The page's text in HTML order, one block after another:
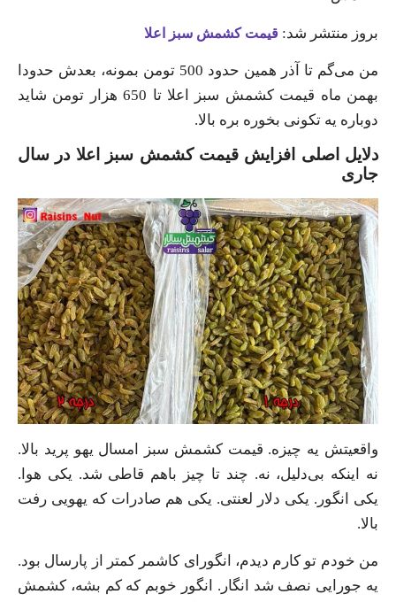
بروز منتشر شد:قیمت کشمش سبز اعلا
من می‌گم تا آذر همین حدود 500 تومن بمونه، بعدش حدودا
بهمن ماه قیمت کشمش سبز اعلا تا 650 هزار تومن شاید
دوباره یه تکونی بخوره بره بالا.
دلایل اصلی افزایش قیمت کشمش سبز اعلا در سال
جاری
واقعیتش یه چیزه. قیمت کشمش سبز امسال یهو پرید بالا.
نه اینکه بی‌دلیل، نه. چند تا چیز باهم قاطی شد. یکی هوا.
یکی انگور. یکی دلار لعنتی. یکی هم صادرات که یهویی رفت
بالا.
من خودم تو کارم دیدم، انگورای کاشمر کمتر از پارسال بود.
یه جورایی نصف شد انگار. انگور خوبم که کم بشه، کشمش